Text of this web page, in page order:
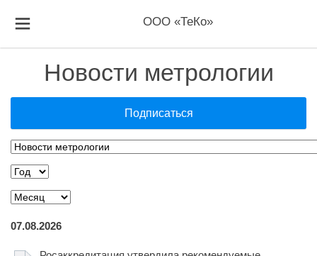
ООО «ТеКо»
Новости метрологии
Подписаться
07.08.2026